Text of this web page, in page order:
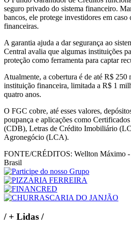
seguro privado do sistema financeiro.
bancos, ele protege investidores em
financeiras.
A garantia ajuda a dar segurança ao
Central avalia que algumas instituições
proteção como ferramenta para captar
Atualmente, a cobertura é de até R$
instituição financeira, limitada a R$ 1
quatro anos.
O FGC cobre, até esses valores,
poupança e aplicações como
(CDB), Letras de Crédito Imobiliário
Agronegócio (LCA).
FONTE/CRÉDITOS: Wellton Máximo -
Brasil
/+ Lidas /